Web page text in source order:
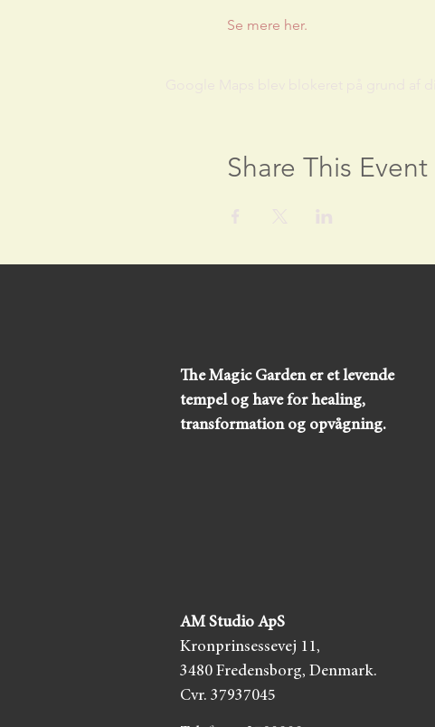
Se mere her.
Share This Event
The Magic Garden er et levende
tempel og have for healing,
transformation og opvågning.
AM Studio ApS
Kronprinsessevej 11,
3480 Fredensborg, Denmark.
Cvr. 37937045